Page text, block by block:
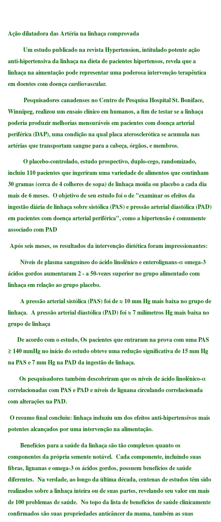
Ação dilatadoradas Artéria na linhaça comprovada
Um estudo publicado na revista Hypertension, intitulado potente ação
anti-hipertensiva da linhaça na dieta de pacientes hipertensos, revela que a
linhaça na aimentação pode representar uma poderosa intervenção terapêutica
em doentes com doença cardiovascular.
Pesquisadores canadenses no Centro de Pesquisa Hospital St. Boniface,
Winnipeg, realizou um ensaio clínico em humanos, a fim de testar se a linhaça
poderia produzir melhorias mensuráveis ​​em pacientes com doença arterial
periférica (DAP), uma condição na qual placa aterosclerótica se acumula nas
artérias que transportam sangue para a cabeça, órgãos, e membros.
O placebo-controlado, estudo prospectivo, duplo-cego, randomizado,
incluiu 110 pacientes que ingeriram uma variedade de alimentos que continham
30 gramas (cerca de 4 colheres de sopa) de linhaça moída ou placebo a cada dia
mais de 6 meses. O objetivo de seu estudo foi o de "examinar os efeitos da
ingestão diária de linhaça sobre sistólica (PAS) e pressão arterial diastólica (PAD)
em pacientes com doença arterial periférica", como a hipertensão é comumente
associado com PAD
Após seis meses, os resultados da intervenção dietética foram impressionantes:
Níveis de plasma sanguíneo do ácido linolênico e enterolignans-α omega-3
ácidos gordos aumentaram 2 - a 50-vezes superior no grupo alimentado com
linhaça em relação ao grupo placebo.
A pressão arterial sistólica (PAS) foi de ≈ 10 mm Hg mais baixa no grupo de
linhaça. A pressão arterial diastólica (PAD) foi ≈ 7 milímetros Hg mais baixa no
grupo de linhaça
De acordo com o estudo, Os pacientes que entraram na prova com uma PAS
≥ 140 mmHg no início do estudo obteve uma redução significativa de 15 mm Hg
na PAS e 7 mm Hg na PAD da ingestão de linhaça.
Os pesquisadores também descobriram que os níveis de ácido linolênico-α
correlacionadas com PAS e PAD e níveis de lignana circulando correlacionada
com alterações na PAD.
O resumo final concluiu: linhaça induziu um dos efeitos anti-hipertensivos mais
potentes alcançados por uma intervenção na alimentação.
Benefícios para a saúde da linhaça são tão complexos quanto os
componentes da própria semente notável. Cada componente, incluindo suas
fibras, lignanas e omega-3 os ácidos gordos, possuem benefícios de saúde
diferentes. Na verdade, ao longo da última década, centenas de estudos têm sido
realizados sobre a linhaça inteira ou de suas partes, revelando seu valor em mais
de 100 problemas de saúde. No topo da lista de benefícios de saúde clinicamente
confirmados são suas propriedades anticâncer da mama, também as suas